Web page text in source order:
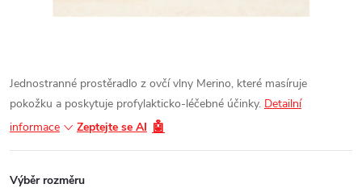
Jednostranné prostěradlo z ovčí vlny Merino, které masíruje
pokožku a poskytuje profylakticko-léčebné účinky. Detailní
informace
Zeptejte se AI 🤖
Výběr rozměru